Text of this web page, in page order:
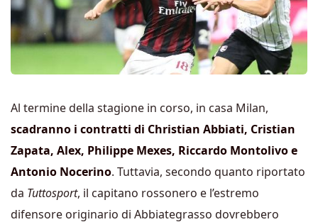
Al termine della stagione in corso, in casa Milan,
scadranno i contratti di Christian Abbiati, Cristian
Zapata, Alex, Philippe Mexes, Riccardo Montolivo e
Antonio Nocerino. Tuttavia, secondo quanto riportato
da Tuttosport, il capitano rossonero e l’estremo
difensore originario di Abbiategrasso dovrebbero